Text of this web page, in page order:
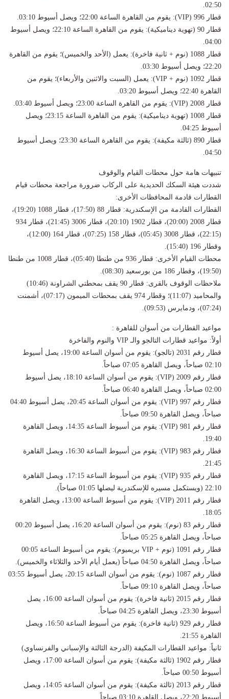
02:50.
​قطار 996 (VIP): يقوم من القاهرة الساعة 22:00؛ ويصل أسيوط 03:10.
​قطار 90 (تهوية ديناميكية): يقوم من القاهرة الساعة 22:10؛ ويصل أسيوط
04:00.
​قطار 1088 (نوم + ثانية فاخرة): يعمل (الأحد والخميس)؛ يقوم من القاهرة
22:20؛ ويصل أسيوط 03:30.
​قطار 1092 (نوم + VIP): يعمل (السبت والاثنين والأربعاء)؛ يقوم من
القاهرة 22:40؛ ويصل أسيوط 03:20.
​قطار 2008 (VIP): يقوم من القاهرة الساعة 23:00؛ ويصل أسيوط 03:40.
​قطار 1008 (تهوية ديناميكية): يقوم من القاهرة الساعة 23:15؛ ويصل
أسيوط 04:25.
​قطار 890 (ثالثة مكيفة): يقوم من القاهرة الساعة 23:30؛ ويصل أسيوط
04:50.
​تنبيهات هامة حول محطات القيام والوقوف
​شددت هيئة السكك الحديدية على الركاب ضرورة مراجعة محطات قيام
القطارات قادمة المحافظات الأخرى:
​القطارات القادمة من الإسكندرية: قطار 88 (17:50)، قطار 1088 (19:20)،
قطار 2008 (20:00)، قطار 1902 (20:10)، قطار 3006 (21:45)، قطار 934
(22:15)، قطار 3008 (05:45)، قطار 158 (07:25)، قطار 164 (12:00)،
وقطار 196 (15:40).
​محطات القيام الأخرى: قطار 936 من طنطا (05:40)، قطار 1008 من طنطا
(19:50)، وقطار 186 من بورسعيد (08:30).
​ملاحظات الوقوف بالقرى: قطار 90 يقف بمحطتي الشراونة (10:46)
والمحاميد (11:07)؛ وقطار 974 يقف بمحطات الميمون (07:17)، أشمنت
(07:24)، ودمايرس (09:53).
مواعيد القطارات من أسوان للقاهرة :
​أولاً: مواعيد قطارات التالجو والـ VIP والنوم والفاخرة
​قطار رقم 2031 (تالجو): يقوم من أسوان الساعة 19:00، يصل أسيوط
02:10 صباحاً، ويصل القاهرة 07:05 صباحاً.
​قطار رقم 2009 (VIP): يقوم من أسوان الساعة 18:10، يصل أسيوط
02:00 صباحاً، ويصل القاهرة 06:40 صباحاً.
​قطار رقم 997 (VIP): يقوم من أسوان الساعة 20:45، يصل أسيوط 04:40
صباحاً، ويصل القاهرة 09:50 صباحاً.
​قطار رقم 981 (VIP): يقوم من أسيوط الساعة 14:35، ويصل القاهرة
19:40.
​قطار رقم 983 (VIP): يقوم من أسيوط الساعة 16:30، ويصل القاهرة
21:45.
​قطار رقم 935 (VIP): يقوم من أسيوط الساعة 17:15، ويصل القاهرة
22:10 (ويستكمل مسيره للإسكندرية ليصلها 01:05 صباحاً).
​قطار رقم 2011 (VIP): يقوم من أسيوط الساعة 13:00، ويصل القاهرة
18:05.
​قطار رقم 83 (نوم): يقوم من أسوان الساعة 16:20، يصل أسيوط 00:20
صباحاً، ويصل القاهرة 05:25 صباحاً.
​قطار رقم 1091 (نوم + VIP بريميوم): يقوم من أسيوط الساعة 00:05
صباحاً، ويصل القاهرة 04:50 صباحاً (يعمل أيام الأحد والثلاثاء والخميس).
​قطار رقم 1087 (نوم): يقوم من أسوان الساعة 20:15، يصل أسيوط 03:55
صباحاً، ويصل القاهرة 09:10 صباحاً.
​قطار رقم 2015 (ثانية فاخرة): يقوم من أسوان الساعة 16:00، يصل
أسيوط 23:30، ويصل القاهرة 04:25 صباحاً.
​قطار رقم 929 (ثانية فاخرة): يقوم من أسيوط الساعة 16:50، ويصل
القاهرة 21:55.
​ثانياً: مواعيد القطارات المكيفة (الدرجة الثالثة والإسباني والفرنساوي)
​قطار رقم 1902 (ثالثة مكيفة): يقوم من أسوان الساعة 17:00، ويصل
أسيوط 00:50 صباحاً.
​قطار رقم 2013 (ثالثة مكيفة): يقوم من أسوان الساعة 14:05، ويصل
أسيوط 22:20، ويصل القاهرة 03:10 صباحاً.